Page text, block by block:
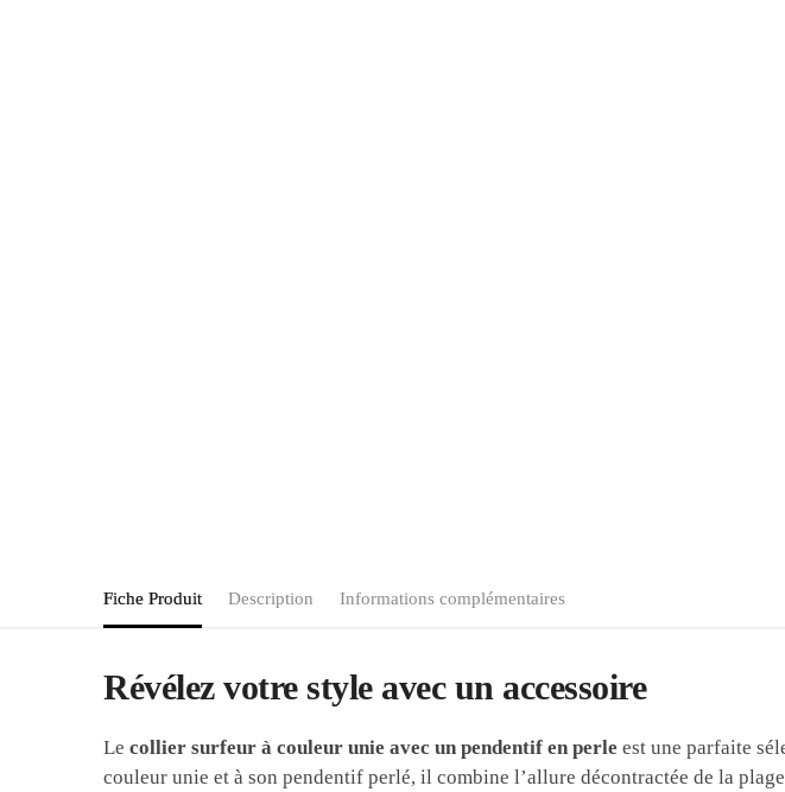
Fiche Produit Description Informations complémentaires
Révélez votre style avec un accessoire
Lecollier surfeur à couleur unie avec un pendentif en perle est une parfaite
couleur unie et à son pendentif perlé, il combine l’allure décontractée de la